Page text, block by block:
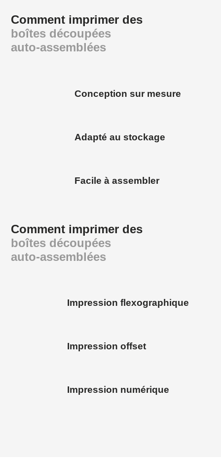
Comment imprimer des
boîtes découpées
auto-assemblées
Conception sur mesure
Adapté au stockage
Facile à assembler
Comment imprimer des
boîtes découpées
auto-assemblées
Impression flexographique
Impression offset
Impression numérique